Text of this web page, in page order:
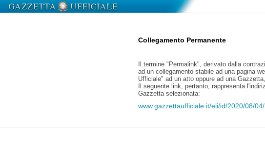
Collegamento Permanente
Il termine "Permalink", derivato dalla
ad un collegamento stabile ad una pagina
Ufficiale" ad un atto oppure ad una
Il seguente link, pertanto, rappresenta
Gazzetta selezionata:
www.gazzettaufficiale.it/eli/id/2020/08/